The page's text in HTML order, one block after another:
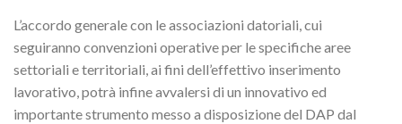
L’accordo generale con le associazioni datoriali, cui
seguiranno convenzioni operative per le specifiche aree
settoriali e territoriali, ai fini dell’effettivo inserimento
lavorativo, potrà infine avvalersi di un innovativo ed
importante strumento messo a disposizione del DAP dal